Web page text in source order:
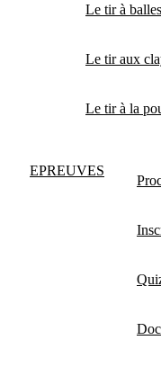
Le tir à balles
Le tir aux
Le tir à la
EPREUVES